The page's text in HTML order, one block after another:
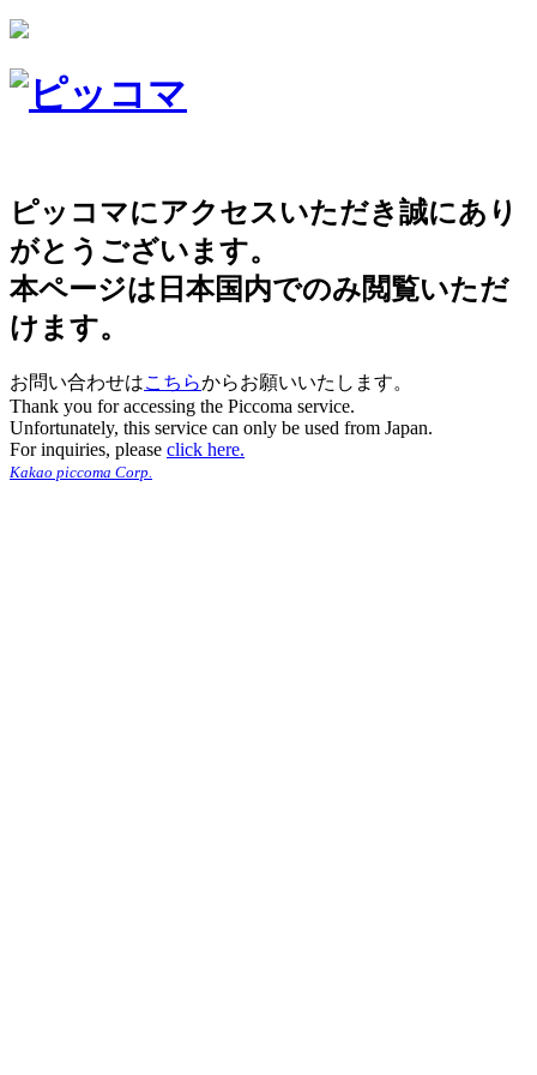
ピッコマにアクセスいただき誠にあり
がとうございます。
本ページは日本国内でのみ閲覧いただ
けます。
お問い合わせはこちらからお願いいたします。
Thank you for accessing the Piccoma service.
Unfortunately, this service can only be used from Japan.
For inquiries, please click here.
Kakao piccoma Corp.